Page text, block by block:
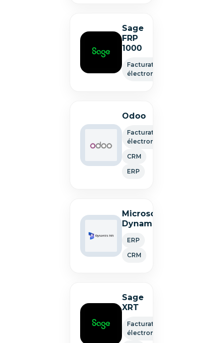
Sage
FRP
1000
Facturation
électronique
Odoo
Facturation
électronique
CRM
ERP
Microsoft
Dynamics
ERP
CRM
Sage
XRT
Facturation
électronique